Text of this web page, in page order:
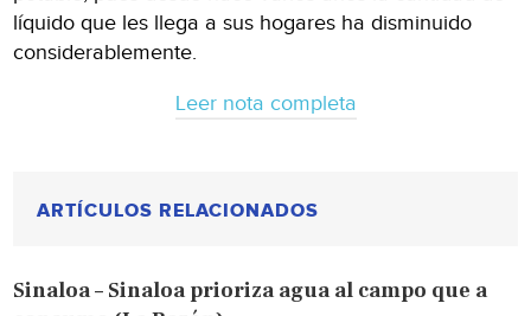
líquido que les llega a sus hogares ha disminuido
considerablemente.
Leer nota completa
ARTÍCULOS RELACIONADOS
Sinaloa – Sinaloa prioriza agua al campo que a